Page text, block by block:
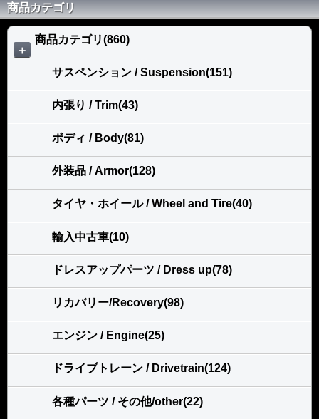
商品カテゴリ
＋
商品カテゴリ(860)
サスペンション / Suspension(151)
内張り / Trim(43)
ボディ / Body(81)
外装品 / Armor(128)
タイヤ・ホイール / Wheel and Tire(40)
輸入中古車(10)
ドレスアップパーツ / Dress up(78)
リカバリー/Recovery(98)
エンジン / Engine(25)
ドライブトレーン / Drivetrain(124)
各種パーツ / その他/other(22)